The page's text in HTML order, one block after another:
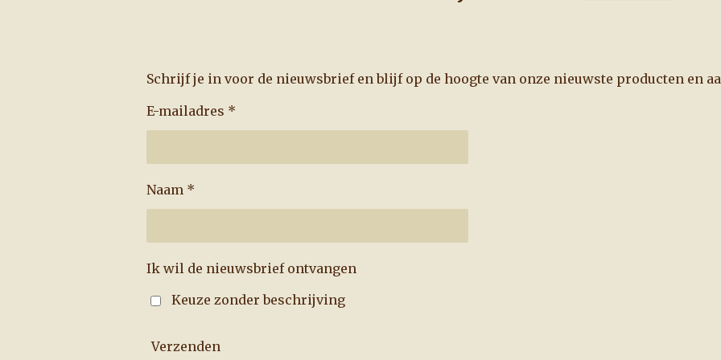
Schrijf je in voor de nieuwsbrief en blijf op de hoogte van onze nieuwste producten en
E-mailadres *
Naam *
Ik wil de nieuwsbrief ontvangen
Keuze zonder beschrijving
Verzenden